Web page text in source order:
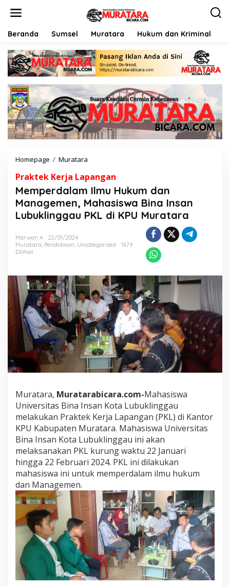
Beranda Sumsel Muratara Hukum dan Kriminal
Homepage / Muratara
m
p
e
r
d
a
m
u
H
u
k
u
m
d
a
M
n
a
g
e
m
e
n
,
M
a
a
i
s
i
n
a
Praktek Kerja Lapangan
Memperdalam Ilmu Hukum dan
Managemen, Mahasiswa Bina Insan
Lubuklinggau PKL di KPU Muratara
Marwan A
22/01/2024
Muratara, Pendidikan, Uncategorized
1679
Dilihat
Muratara, Muratarabicara.com-Mahasiswa
Universitas Bina Insan Kota Lubuklinggau
melakukan Praktek Kerja Lapangan (PKL) di Kantor
KPU Kabupaten Muratara. Mahasiswa Universitas
Bina Insan Kota Lubuklinggau ini akan
melaksanakan PKL kurung waktu 22 Januari
hingga 22 Februari 2024. PKL ini dilakukan
mahasiswa ini untuk memperdalam ilmu hukum
dan Managemen.